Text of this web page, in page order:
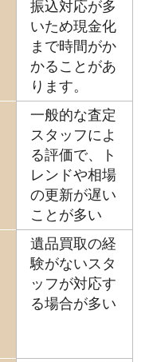
振込対応が多
いため現金化
まで時間がか
かることがあ
ります。
一般的な査定
スタッフによ
る評価で、ト
レンドや相場
の更新が遅い
ことが多い
遺品買取の経
験がないスタ
ッフが対応す
る場合が多い